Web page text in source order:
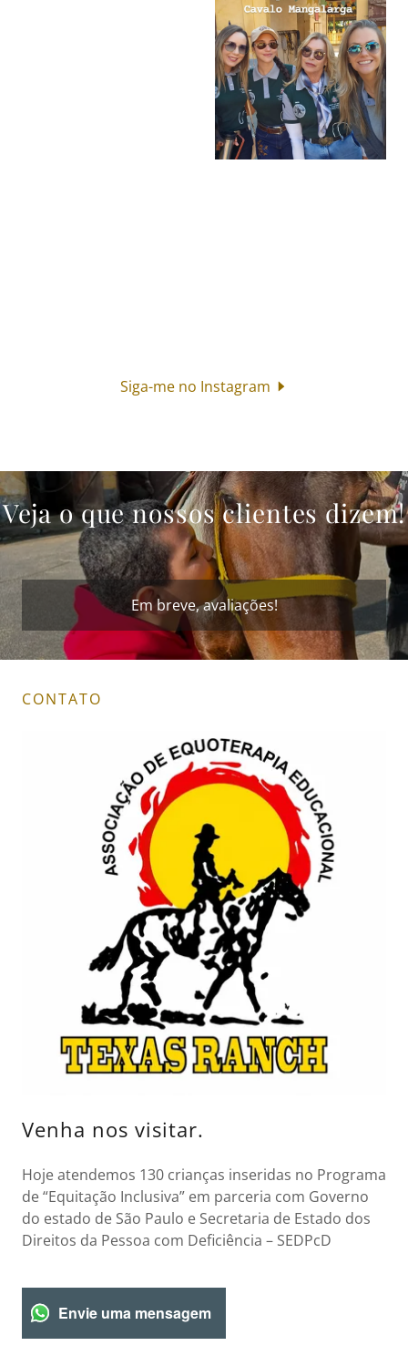
Siga-me no Instagram
Veja o que nossos clientes dizem!
Em breve, avaliações!
CONTATO
Venha nos visitar.
Hoje atendemos 130 crianças inseridas no Programa
de “Equitação Inclusiva” em parceria com Governo
do estado de São Paulo e Secretaria de Estado dos
Direitos da Pessoa com Deficiência – SEDPcD
Envie uma mensagem